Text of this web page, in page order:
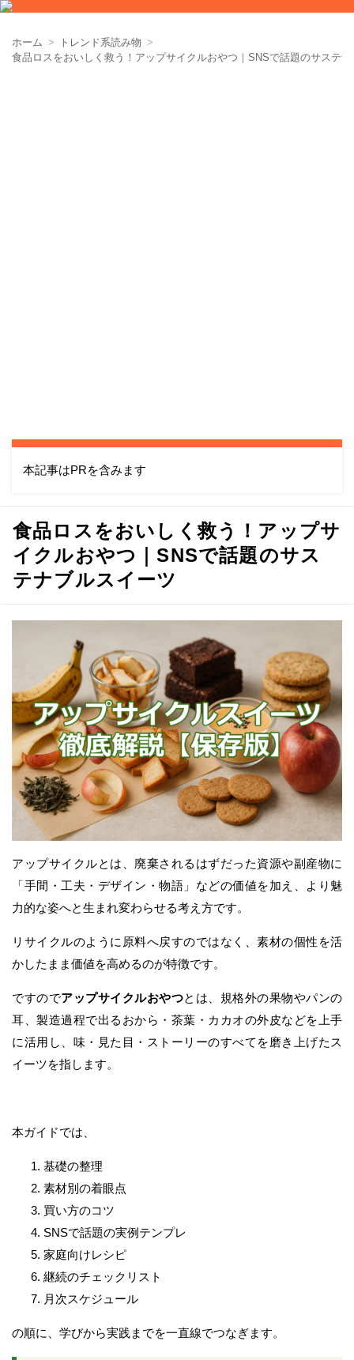
ホーム
トレンド系読み物
食品ロスをおいしく救う！アップサイクルおやつ｜SNSで話題のサステ
本記事はPRを含みます
食品ロスをおいしく救う！アップサ
イクルおやつ｜SNSで話題のサス
テナブルスイーツ
アップサイクルとは、廃棄されるはずだった資源や副産物に
「手間・工夫・デザイン・物語」などの価値を加え、より魅
力的な姿へと生まれ変わらせる考え方です。
リサイクルのように原料へ戻すのではなく、素材の個性を活
かしたまま価値を高めるのが特徴です。
ですのでアップサイクルおやつとは、規格外の果物やパンの
耳、製造過程で出るおから・茶葉・カカオの外皮などを上手
に活用し、味・見た目・ストーリーのすべてを磨き上げたス
イーツを指します。
本ガイドでは、
基礎の整理
素材別の着眼点
買い方のコツ
SNSで話題の実例テンプレ
家庭向けレシピ
継続のチェックリスト
月次スケジュール
の順に、学びから実践までを一直線でつなぎます。